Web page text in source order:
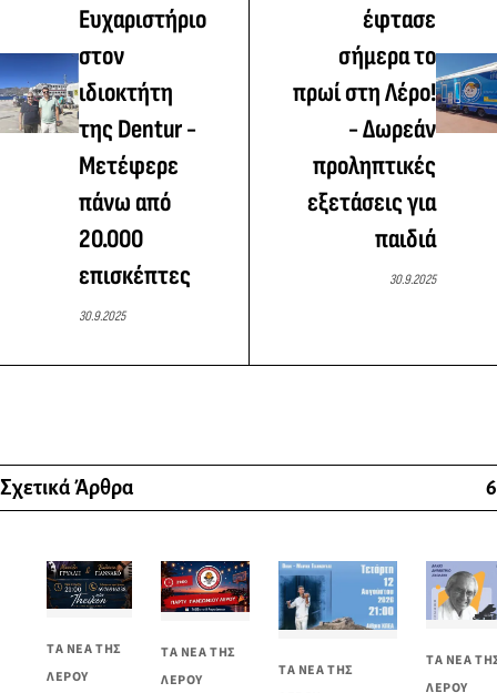
Ευχαριστήριο
στον
ιδιοκτήτη
της Dentur -
Μετέφερε
πάνω από
20.000
επισκέπτες
30.9.2025
έφτασε
σήμερα το
πρωί στη Λέρο!
- Δωρεάν
προληπτικές
εξετάσεις για
παιδιά
30.9.2025
Σχετικά Άρθρα 6
ΤΑ ΝΕΑ ΤΗΣ
ΛΕΡΟΥ
ΤΑ ΝΕΑ ΤΗΣ
ΛΕΡΟΥ
ΤΑ ΝΕΑ ΤΗΣ
ΤΑ ΝΕΑ
ΛΕΡΟΥ